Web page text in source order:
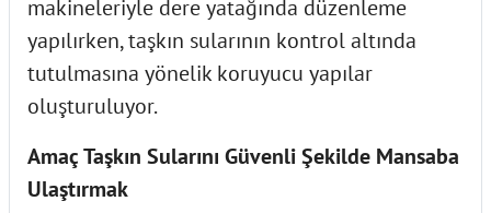
makineleriyle dere yatağında düzenleme
yapılırken, taşkın sularının kontrol altında
tutulmasına yönelik koruyucu yapılar
oluşturuluyor.
Amaç Taşkın Sularını Güvenli Şekilde Mansaba
Ulaştırmak